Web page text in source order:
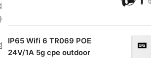
IP65 Wifi 6 TR069 POE
24V/1A 5g cpe outdoor